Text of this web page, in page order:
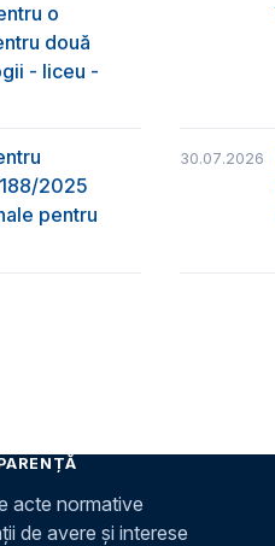
o
două
- liceu -
2025
pentru
30.07.2026
acte normative
de avere și interese